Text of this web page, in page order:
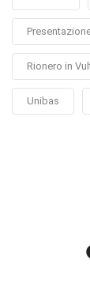
Rionero in
Unibas